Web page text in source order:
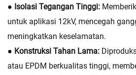
● Isolasi Tegangan Tinggi:
untuk aplikasi 12kV, mencegah
meningkatkan keselamatan.
● Konstruksi Tahan Lama:
atau EPDM berkualitas tinggi,